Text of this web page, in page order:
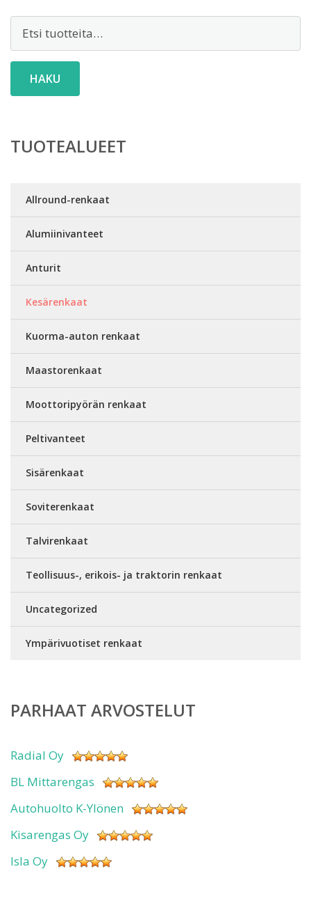
Etsi:
HAKU
TUOTEALUEET
Allround-renkaat
Alumiinivanteet
Anturit
Kesärenkaat
Kuorma-auton renkaat
Maastorenkaat
Moottoripyörän renkaat
Peltivanteet
Sisärenkaat
Soviterenkaat
Talvirenkaat
Teollisuus-, erikois- ja traktorin renkaat
Uncategorized
Ympärivuotiset renkaat
PARHAAT ARVOSTELUT
Radial Oy
BL Mittarengas
Autohuolto K-Ylönen
Kisarengas Oy
Isla Oy